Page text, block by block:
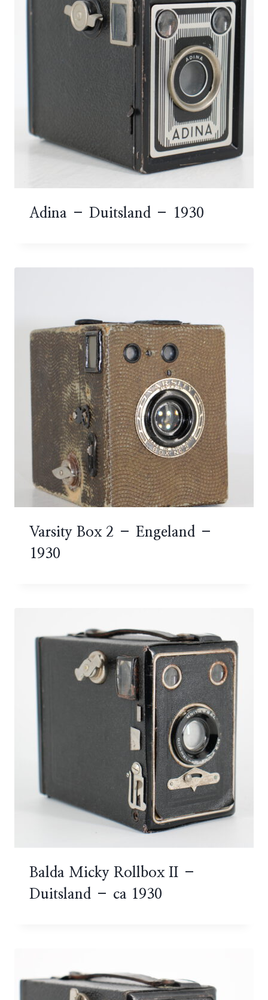
Adina – Duitsland – 1930
Varsity Box 2 – Engeland –
1930
Balda Micky Rollbox II –
Duitsland – ca 1930